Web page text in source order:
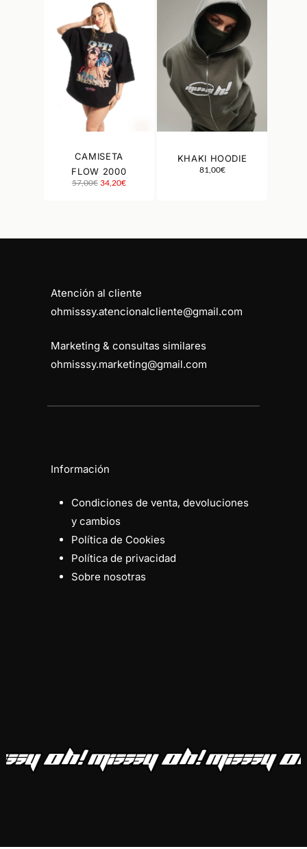
0,00
CAMISETA
FLOW 2000
57,00€ El precio original era: 57,00€.
34,20€El precio actual es: 34,20€.
KHAKI HOODIE
81,00€
Atención al cliente
ohmisssy.atencionalcliente@gmail.com
Marketing & consultas similares
ohmisssy.marketing@gmail.com
Información
Condiciones de venta, devoluciones
y cambios
Política de Cookies
Política de privacidad
Sobre nosotras